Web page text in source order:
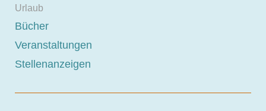
Urlaub
Bücher
Veranstaltungen
Stellenanzeigen